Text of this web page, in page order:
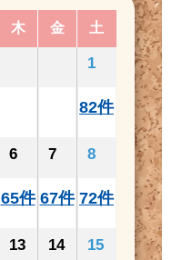
木 金 土
1
82件
6
65件
7
67件
8
72件
13 14 15